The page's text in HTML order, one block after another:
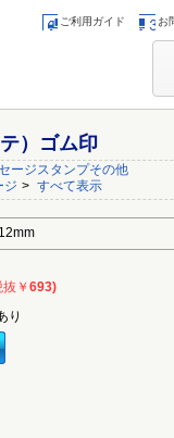
ご利用ガイド お
）ゴム印
ージスタンプその他
ジ > すべて表示
抜￥693)
り